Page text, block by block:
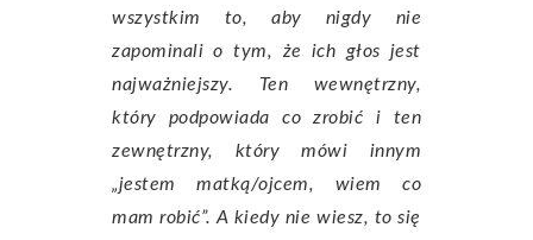
wszystkim to, aby nigdy nie
zapominali o tym, że ich głos jest
najważniejszy. Ten wewnętrzny,
który podpowiada co zrobić i ten
zewnętrzny, który mówi innym
„jestem matką/ojcem, wiem co
mam robić”. A kiedy nie wiesz, to się